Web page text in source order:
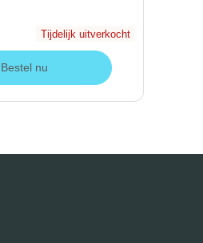
Tijdelijk uitverkocht
Bestel nu